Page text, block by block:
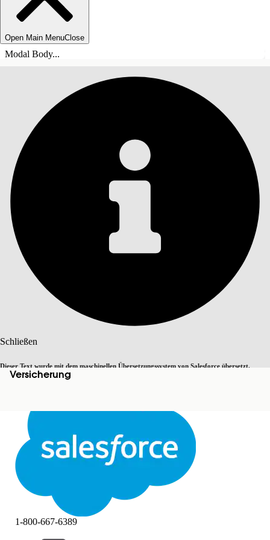
Open Main MenuClose
Modal Body...
Schließen
Dieser Text wurde mit dem maschinellen Übersetzungssystem von Salesforce übersetzt.
Weitere Details finden Sie
Schließen
Versicherung
INHALT
1-800-667-6389